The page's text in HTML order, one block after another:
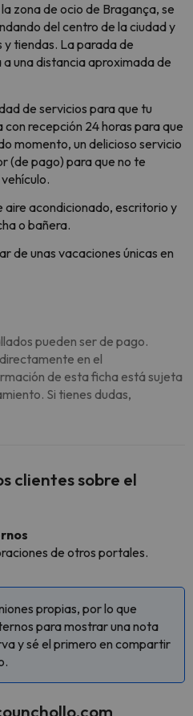
zona de ocio de Bragança, se
del centro de la ciudad y
tiendas. La parada de
una distancia aproximada de
de servicios para que tu
recepción 24 horas para que
momento, un delicioso servicio
(de pago) para que no te
aire acondicionado, escritorio y
o bañera.
de unas vacaciones únicas en
pueden ser de pago.
en el
de esta ficha está sujeta
Si tienes dudas,
clientes sobre el
de otros portales.
propias, por lo que
para mostrar una nota
y sé el primero en compartir